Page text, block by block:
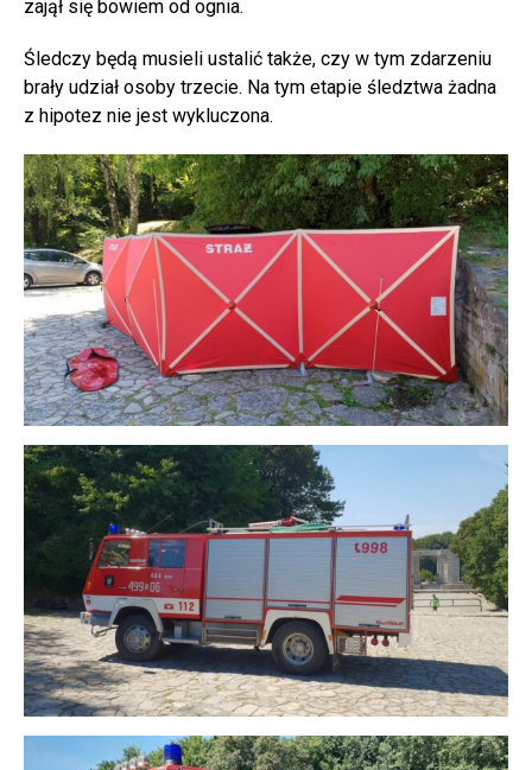
zajął się bowiem od ognia.
Śledczy będą musieli ustalić także, czy w tym zdarzeniu
brały udział osoby trzecie. Na tym etapie śledztwa żadna
z hipotez nie jest wykluczona.